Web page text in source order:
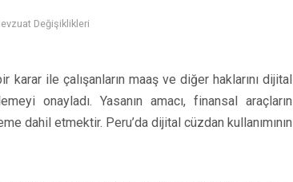
Değişiklikleri
ile çalışanların maaş ve diğer haklarını dijital
onayladı. Yasanın amacı, finansal araçların
dahil etmektir. Peru’da dijital cüzdan kullanımının